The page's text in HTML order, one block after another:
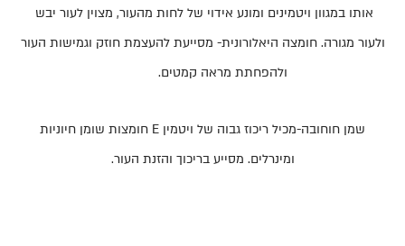
אותו במגוון ויטמינים ומונע אידוי של לחות מהעור, מצוין לעור יבש
ולעור מגורה. חומצה היאלורונית- מסייעת להעצמת חוזק וגמישות העור
ולהפחתת מראה קמטים.
שמן חוחובה-מכיל ריכוז גבוה של ויטמין E חומצות שומן חיוניות
ומינרלים. מסייע בריכוך והזנת העור.